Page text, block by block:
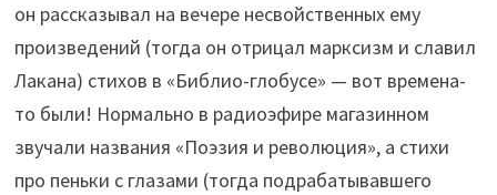
он рассказывал на вечере несвойственных ему
произведений (тогда он отрицал марксизм и славил
Лакана) стихов в «Библио-глобусе» — вот времена-
то были! Нормально в радиоэфире магазинном
звучали названия «Поэзия и революция», а стихи
про пеньки с глазами (тогда подрабатывавшего